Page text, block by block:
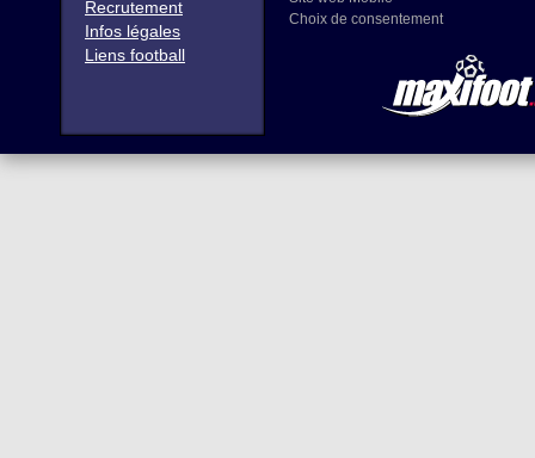
Recrutement
Infos légales
Liens football
Choix de consentement